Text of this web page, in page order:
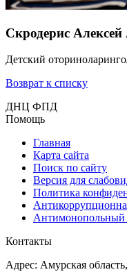
Скродерис
Детский
Возврат к списку
ДНЦ ФПД
Помощь
Главная
Карта сайта
Поиск по сайту
Версия для
Политика
Антимонопольный
Контакты
Адрес: Амурская